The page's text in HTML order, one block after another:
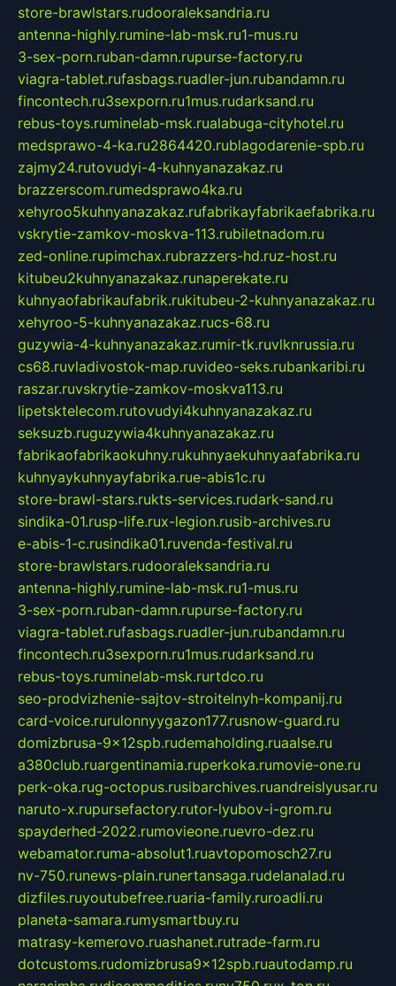
store-brawlstars.rudooraleksandria.ru
antenna-highly.rumine-lab-msk.ru1-mus.ru
3-sex-porn.ruban-damn.rupurse-factory.ru
viagra-tablet.rufasbags.ruadler-jun.rubandamn.ru
fincontech.ru3sexporn.ru1mus.rudarksand.ru
rebus-toys.ruminelab-msk.rualabuga-cityhotel.ru
medsprawo-4-ka.ru2864420.rublagodarenie-spb.ru
zajmy24.rutovudyi-4-kuhnyanazakaz.ru
brazzerscom.rumedsprawo4ka.ru
xehyroo5kuhnyanazakaz.rufabrikayfabrikaefabrika.ru
vskrytie-zamkov-moskva-113.rubiletnadom.ru
zed-online.rupimchax.rubrazzers-hd.ruz-host.ru
kitubeu2kuhnyanazakaz.runaperekate.ru
kuhnyaofabrikaufabrik.rukitubeu-2-kuhnyanazakaz.ru
xehyroo-5-kuhnyanazakaz.rucs-68.ru
guzywia-4-kuhnyanazakaz.rumir-tk.ruvlknrussia.ru
cs68.ruvladivostok-map.ruvideo-seks.rubankaribi.ru
raszar.ruvskrytie-zamkov-moskva113.ru
lipetsktelecom.rutovudyi4kuhnyanazakaz.ru
seksuzb.ruguzywia4kuhnyanazakaz.ru
fabrikaofabrikaokuhny.rukuhnyaekuhnyaafabrika.ru
kuhnyaykuhnyayfabrika.rue-abis1c.ru
store-brawl-stars.rukts-services.rudark-sand.ru
sindika-01.rusp-life.rux-legion.rusib-archives.ru
e-abis-1-c.rusindika01.ruvenda-festival.ru
store-brawlstars.rudooraleksandria.ru
antenna-highly.rumine-lab-msk.ru1-mus.ru
3-sex-porn.ruban-damn.rupurse-factory.ru
viagra-tablet.rufasbags.ruadler-jun.rubandamn.ru
fincontech.ru3sexporn.ru1mus.rudarksand.ru
rebus-toys.ruminelab-msk.rurtdco.ru
seo-prodvizhenie-sajtov-stroitelnyh-kompanij.ru
card-voice.rurulonnyygazon177.rusnow-guard.ru
domizbrusa-9x12spb.rudemaholding.ruaalse.ru
a380club.ruargentinamia.ruperkoka.rumovie-one.ru
perk-oka.rug-octopus.rusibarchives.ruandreislyusar.ru
naruto-x.rupursefactory.rutor-lyubov-i-grom.ru
spayderhed-2022.rumovieone.ruevro-dez.ru
webamator.ruma-absolut1.ruavtopomosch27.ru
nv-750.runews-plain.runertansaga.rudelanalad.ru
dizfiles.ruyoutubefree.ruaria-family.ruroadli.ru
planeta-samara.rumysmartbuy.ru
matrasy-kemerovo.ruashanet.rutrade-farm.ru
dotcustoms.rudomizbrusa9x12spb.ruautodamp.ru